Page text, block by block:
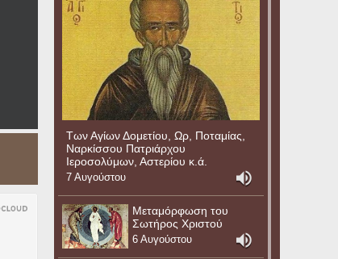
Των Αγίων Δομετίου, Ωρ, Ποταμίας,
Ναρκίσσου Πατριάρχου
Ιεροσολύμων, Αστερίου κ.ά.
7 Αυγούστου
Μεταμόρφωση του
Σωτήρος Χριστού
6 Αυγούστου